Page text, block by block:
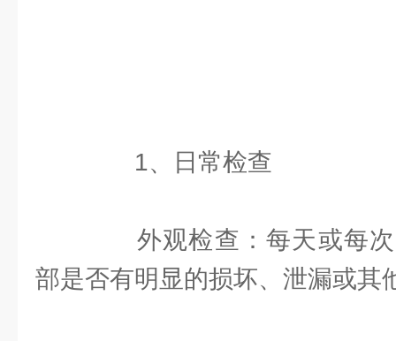
1、日常检查
外观检查：每天或每次
部是否有明显的损坏、泄漏或其